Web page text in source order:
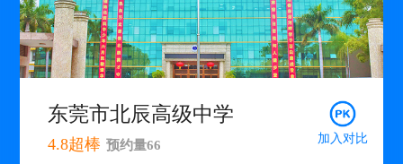
东莞市北辰高级中学
4.8超棒 预约量66 加入对比